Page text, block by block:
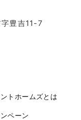
豊吉11-7
トホームズとは
ペーン